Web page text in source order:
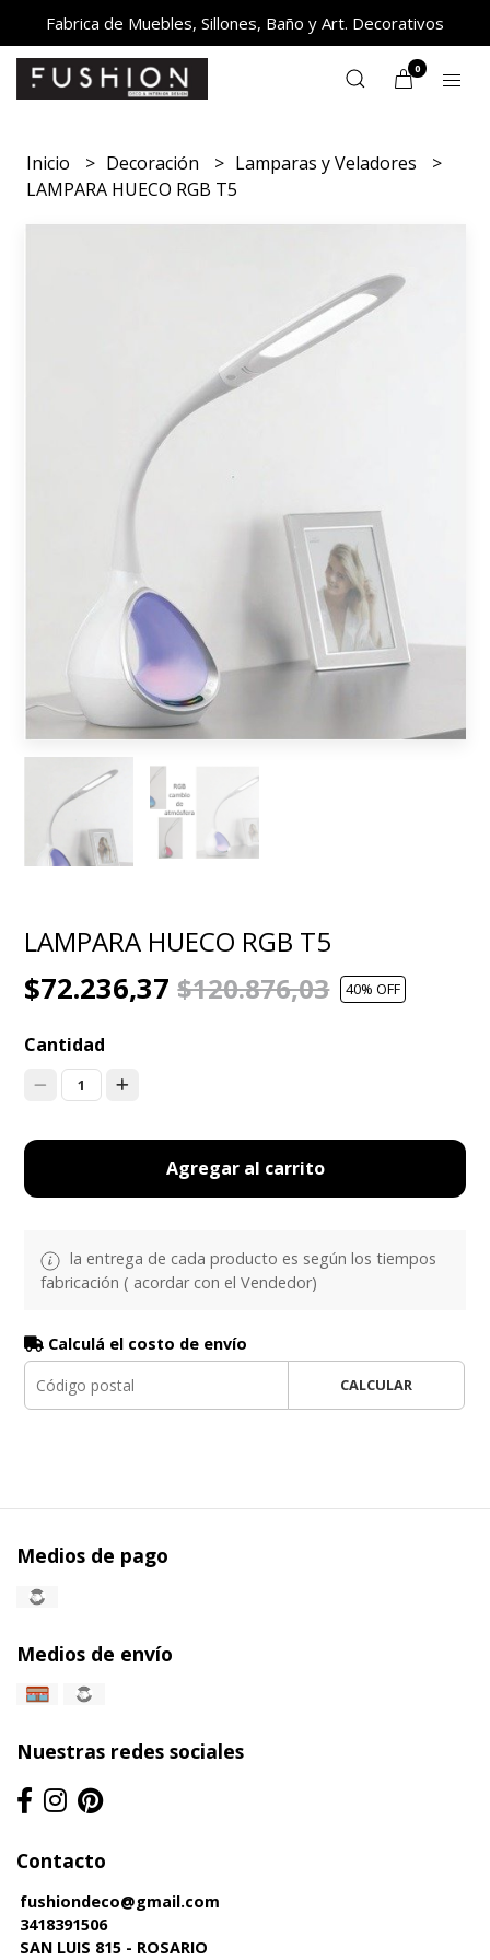
Fabrica de Muebles, Sillones, Baño y Art. Decorativos
0
Inicio Decoración
Lamparas y Veladores
LAMPARA HUECO RGB T5
LAMPARA HUECO RGB T5
$72.236,37$120.876,03 40% OFF
Cantidad
1
Agregar al carrito
la entrega de cada producto es según los tiempos
fabricación ( acordar con el Vendedor)
Calculá el costo de envío
CALCULAR
Medios de pago
Medios de envío
Nuestras redes sociales
Contacto
fushiondeco@gmail.com
3418391506
SAN LUIS 815 - ROSARIO